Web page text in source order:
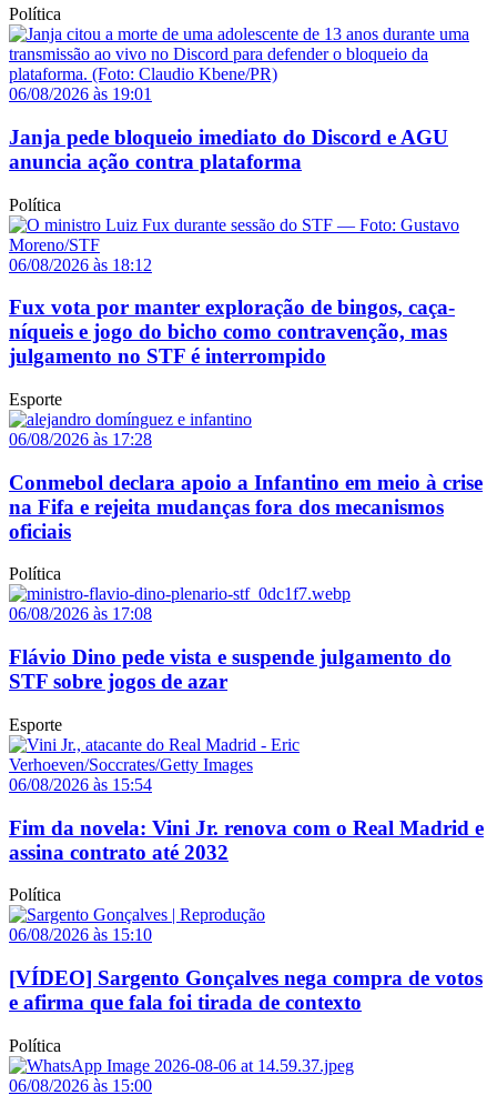
Política
06/08/2026 às 19:01
Janja pede bloqueio imediato do Discord e AGU
anuncia ação contra plataforma
Política
06/08/2026 às 18:12
Fux vota por manter exploração de bingos, caça-
níqueis e jogo do bicho como contravenção, mas
julgamento no STF é interrompido
Esporte
06/08/2026 às 17:28
Conmebol declara apoio a Infantino em meio à crise
na Fifa e rejeita mudanças fora dos mecanismos
oficiais
Política
06/08/2026 às 17:08
Flávio Dino pede vista e suspende julgamento do
STF sobre jogos de azar
Esporte
06/08/2026 às 15:54
Fim da novela: Vini Jr. renova com o Real Madrid e
assina contrato até 2032
Política
06/08/2026 às 15:10
[VÍDEO] Sargento Gonçalves nega compra de votos
e afirma que fala foi tirada de contexto
Política
06/08/2026 às 15:00